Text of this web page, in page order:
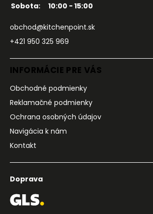
Sobota:
10:00 - 15:00
obchod@kitchenpoint.sk
+421 950 325 969
INFORMÁCIE PRE VÁS
Obchodné podmienky
Reklamačné podmienky
Ochrana osobných údajov
Navigácia k nám
Kontakt
Doprava